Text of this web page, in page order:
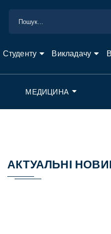
Студенту Викладачу
МЕДИЦИНА
АКТУАЛЬНІ